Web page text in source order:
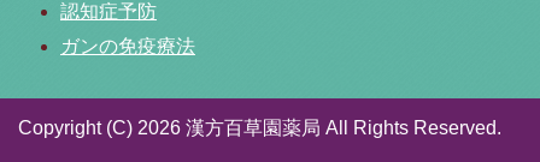
認知症予防
ガンの免疫療法
Copyright (C) 2026 漢方百草園薬局 All Rights Reserved.